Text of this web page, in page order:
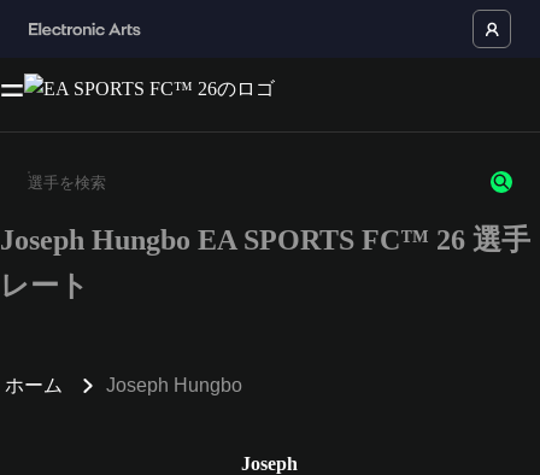
3文字以上の文字または数字を入力してください。
Joseph Hungbo EA SPORTS FC™ 26 選手
レート
ホーム Joseph Hungbo
Joseph